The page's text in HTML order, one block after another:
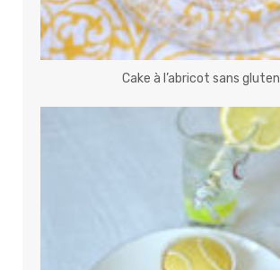
Cake à l’abricot sans gluten